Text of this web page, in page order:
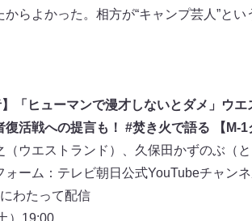
からよかった。相方が“キャンプ芸人”と
】「ヒューマンで漫才しないとダメ」ウ
復活戦への提言も！ #焚き火で語る 【M-1
（ウエストランド）、久保田かずのぶ（と
ォーム：テレビ朝日公式YouTubeチャン
わたって配信
）19:00